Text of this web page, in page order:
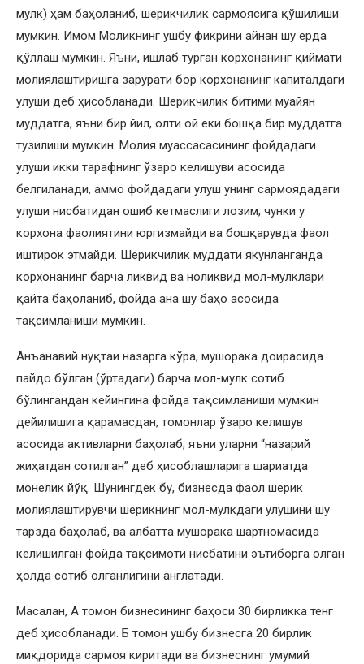
мулк) ҳам баҳоланиб, шерикчилик сармоясига қўшилиши
мумкин. Имом Моликнинг ушбу фикрини айнан шу ерда
қўллаш мумкин. Яъни, ишлаб турган корхонанинг қиймати
молиялаштиришга зарурати бор корхонанинг капиталдаги
улуши деб ҳисобланади. Шерикчилик битими муайян
муддатга, яъни бир йил, олти ой ёки бошқа бир муддатга
тузилиши мумкин. Молия муассасасининг фойдадаги
улуши икки тарафнинг ўзаро келишуви асосида
белгиланади, аммо фойдадаги улуш унинг сармоядадаги
улуши нисбатидан ошиб кетмаслиги лозим, чунки у
корхона фаолиятини юргизмайди ва бошқарувда фаол
иштирок этмайди. Шерикчилик муддати якунланганда
корхонанинг барча ликвид ва ноликвид мол-мулклари
қайта баҳоланиб, фойда ана шу баҳо асосида
тақсимланиши мумкин.
Анъанавий нуқтаи назарга кўра, мушорака доирасида
пайдо бўлган (ўртадаги) барча мол-мулк сотиб
бўлингандан кейингина фойда тақсимланиши мумкин
дейилишига қарамасдан, томонлар ўзаро келишув
асосида активларни баҳолаб, яъни уларни “назарий
жиҳатдан сотилган” деб ҳисоблашларига шариатда
монелик йўқ. Шунингдек бу, бизнесда фаол шерик
молиялаштирувчи шерикнинг мол-мулкдаги улушини шу
тарзда баҳолаб, ва албатта мушорака шартномасида
келишилган фойда тақсимоти нисбатини эътиборга олган
ҳолда сотиб олганлигини англатади.
Масалан, А томон бизнесининг баҳоси 30 бирликка тенг
деб ҳисобланади. Б томон ушбу бизнесга 20 бирлик
миқдорида сармоя киритади ва бизнеснинг умумий